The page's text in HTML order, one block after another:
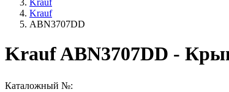
Krauf
ABN3707DD
Krauf ABN3707DD -
Каталожный №: